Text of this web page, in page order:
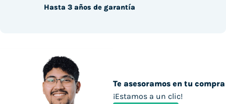
Te asesoramos en tu compra
¡Estamos a un clic!
Hasta 3 años de garantía